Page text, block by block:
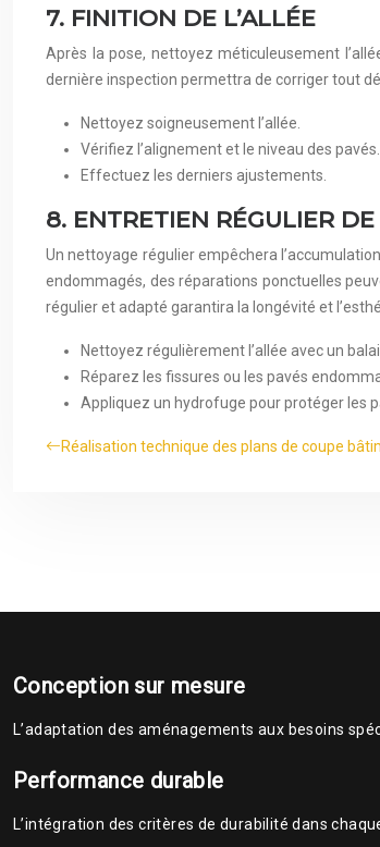
7. FINITION DE L’ALLÉE
Après la pose, nettoyez méticuleusement
dernière inspection permettra de corriger tout
Nettoyez soigneusement l’allée.
Vérifiez l’alignement et le niveau des pavés.
Effectuez les derniers ajustements.
8. ENTRETIEN RÉGULIER DE
Un nettoyage régulier empêchera
endommagés, des réparations ponctuelles
régulier et adapté garantira la longévité et
Nettoyez régulièrement l’allée avec un balai
Réparez les fissures ou les pavés
Appliquez un hydrofuge pour protéger les
Réalisation technique des plans de coupe
Conception sur mesure
L’adaptation des aménagements aux besoins
Performance durable
L’intégration des critères de durabilité dans